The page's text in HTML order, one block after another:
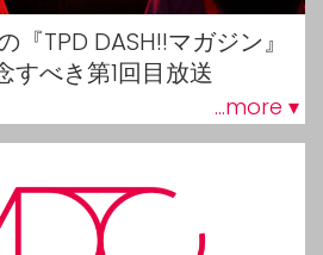
『TPD DASH!!マガジン』
すべき第1回目放送
...more ▾